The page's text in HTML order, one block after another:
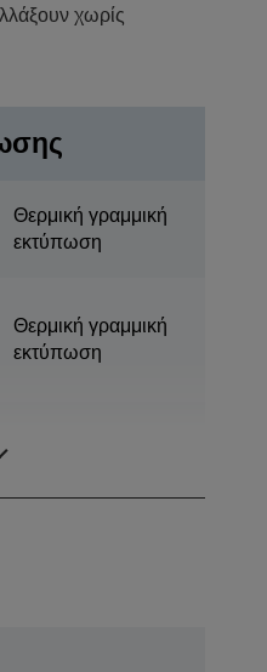
χωρίς
Θερμική γραμμική
εκτύπωση
Θερμική γραμμική
εκτύπωση